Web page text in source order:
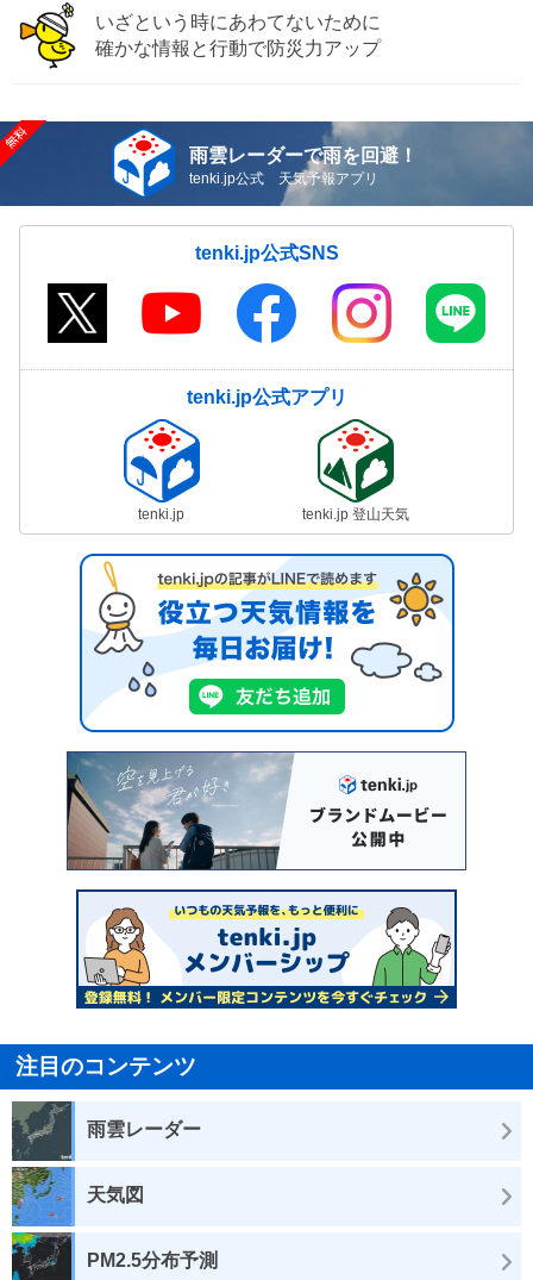
いざという時にあわてないために
確かな情報と行動で防災力アップ
雨雲レーダーで雨を回避！
tenki.jp公式 天気予報アプリ
tenki.jp公式SNS
tenki.jp公式アプリ
tenki.jp tenki.jp 登山天気
注目のコンテンツ
雨雲レーダー
天気図
PM2.5分布予測